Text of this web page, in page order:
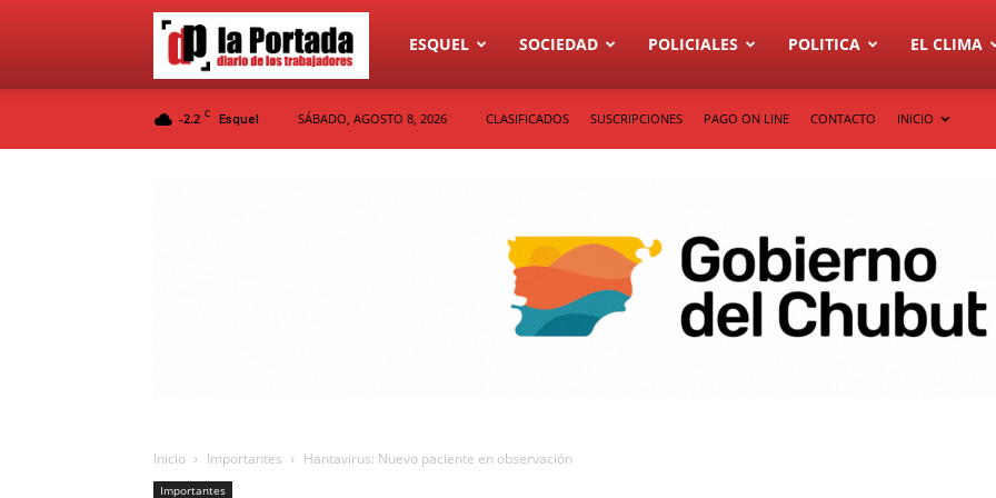
Diario
ESQUEL SOCIEDAD POLICIALES POLITICA EL CLIMA
-2.2 C Esquel SÁBADO, AGOSTO 8, 2026 CLASIFICADOS SUSCRIPCIONES PAGO ON LINE CONTACTO INICIO
Inicio Importantes Hantavirus: Nuevo paciente en observación
Importantes